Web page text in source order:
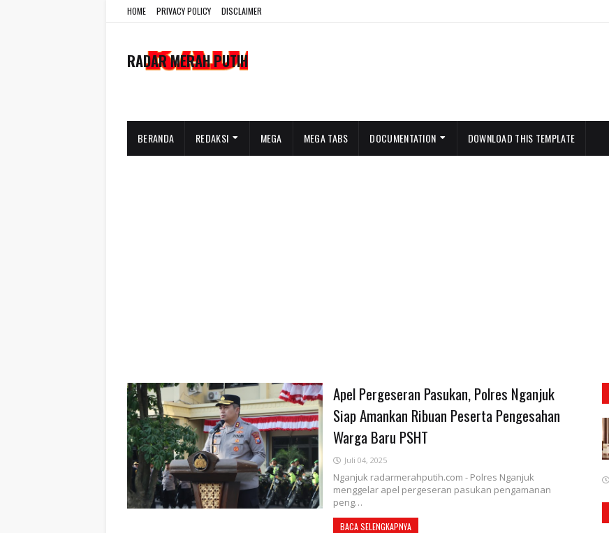
HOME PRIVACY POLICY DISCLAIMER
RADAR MERAH PUTIH
BERANDA REDAKSI MEGA MEGA TABS DOCUMENTATION DOWNLOAD THIS TEMPLATE
Apel Pergeseran Pasukan, Polres Nganjuk
Siap Amankan Ribuan Peserta Pengesahan
Warga Baru PSHT
Juli 04, 2025
Nganjuk radarmerahputih.com - Polres Nganjuk
menggelar apel pergeseran pasukan pengamanan
peng…
BACA SELENGKAPNYA